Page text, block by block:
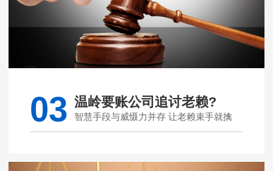
03 温岭要账公司追讨老赖?
智慧手段与威慑力并存 让老赖束手就擒